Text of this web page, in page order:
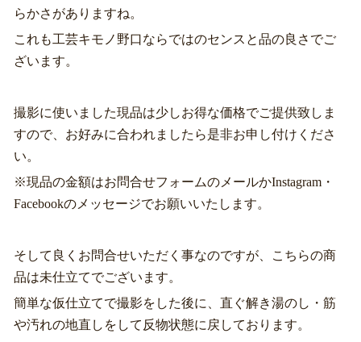
らかさがありますね。
これも工芸キモノ野口ならではのセンスと品の良さでご
ざいます。
撮影に使いました現品は少しお得な価格でご提供致しま
すので、お好みに合われましたら是非お申し付けくださ
い。
※現品の金額はお問合せフォームのメールかInstagram・
Facebookのメッセージでお願いいたします。
そして良くお問合せいただく事なのですが、こちらの商
品は未仕立てでございます。
簡単な仮仕立てで撮影をした後に、直ぐ解き湯のし・筋
や汚れの地直しをして反物状態に戻しております。